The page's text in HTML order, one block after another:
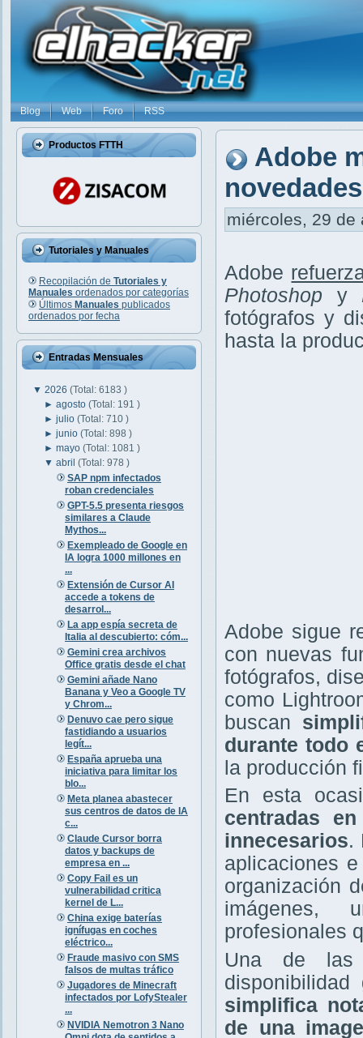
Blog Web Foro RSS
Productos FTTH
Tutoriales y Manuales
Recopilación de Tutoriales y
Manuales ordenados por categorías
Últimos Manuales publicados
ordenados por fecha
Entradas Mensuales
▼ 2026 (Total: 6183 )
►agosto(Total: 191 )
►julio(Total: 710 )
►junio(Total: 898 )
►mayo(Total: 1081 )
▼abril(Total: 978 )
SAP npm infectados
roban credenciales
GPT-5.5 presenta riesgos
similares a Claude
Mythos...
Exempleado de Google en
IA logra 1000 millones en
...
Extensión de Cursor AI
accede a tokens de
desarrol...
La app espía secreta de
Italia al descubierto: cóm...
Gemini crea archivos
Office gratis desde el chat
Gemini añade Nano
Banana y Veo a Google TV
y Chrom...
Denuvo cae pero sigue
fastidiando a usuarios
legít...
España aprueba una
iniciativa para limitar los
blo...
Meta planea abastecer
sus centros de datos de IA
c...
Claude Cursor borra
datos y backups de
empresa en ...
Copy Fail es un
vulnerabilidad critica
kernel de L...
China exige baterías
ignífugas en coches
eléctrico...
Fraude masivo con SMS
falsos de multas tráfico
Jugadores de Minecraft
infectados por LofyStealer
...
NVIDIA Nemotron 3 Nano
Adobe
novedades
miércoles, 29 de
Adobe
Photoshop y
fotógrafos y
hasta la
Adobe sigue
con nuevas
fotógrafos,
como
buscan
durante todo
la producción
En esta
centradas
innecesarios.
aplicaciones
organización
imágenes,
profesionales
Una de las
simplifica
de una